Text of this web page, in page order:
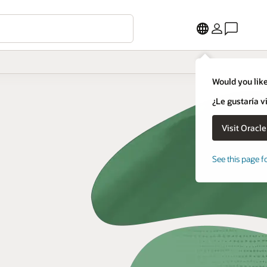
Would you
¿Le gustaría
See this page